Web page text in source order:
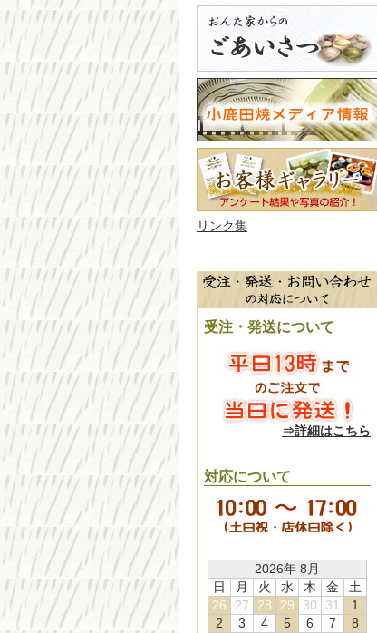
リンク集
受注・発送について
⇒詳細はこちら
対応について
2026年 8月
日
月 火 水 木 金
土
26
27 28 29 30 31
1
2
3 4 5 6 7
8